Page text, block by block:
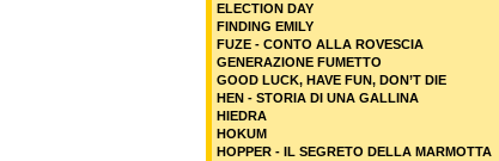
ELECTION DAY
FINDING EMILY
FUZE - CONTO ALLA ROVESCIA
GENERAZIONE FUMETTO
GOOD LUCK, HAVE FUN, DON’T DIE
HEN - STORIA DI UNA GALLINA
HIEDRA
HOKUM
HOPPER - IL SEGRETO DELLA MARMOTTA